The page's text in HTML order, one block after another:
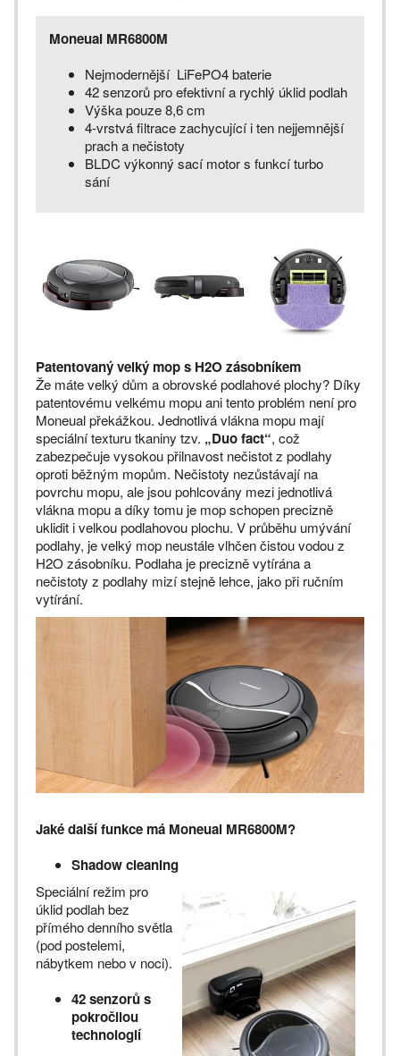
Moneual MR6800M
Nejmodernější LiFePO4 baterie
42 senzorů pro efektivní a rychlý úklid podlah
Výška pouze 8,6 cm
4-vrstvá filtrace zachycující i ten nejjemnější
prach a nečistoty
BLDC výkonný sací motor s funkcí turbo
sání
Patentovaný velký mop s H2O zásobníkem
Že máte velký dům a obrovské podlahové plochy? Díky
patentovému velkému mopu ani tento problém není pro
Moneual překážkou. Jednotlivá vlákna mopu mají
speciální texturu tkaniny tzv. „Duo fact“, což
zabezpečuje vysokou přilnavost nečistot z podlahy
oproti běžným mopům. Nečistoty nezůstávají na
povrchu mopu, ale jsou pohlcovány mezi jednotlivá
vlákna mopu a díky tomu je mop schopen precizně
uklidit i velkou podlahovou plochu. V průběhu umývání
podlahy, je velký mop neustále vlhčen čistou vodou z
H2O zásobníku. Podlaha je precizně vytírána a
nečistoty z podlahy mizí stejně lehce, jako při ručním
vytírání.
Jaké další funkce má Moneual MR6800M?
Shadow cleaning
Speciální režim pro
úklid podlah bez
přímého denního světla
(pod postelemi,
nábytkem nebo v noci).
42 senzorů s
pokročilou
technologií